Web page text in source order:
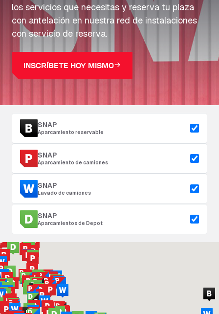
los servicios que necesitas y reserva tu plaza
con antelación en nuestra red de instalaciones
con servicio de reserva.
INSCRÍBETE HOY MISMO
SNAP
Aparcamiento reservable
SNAP
Aparcamiento de camiones
SNAP
Lavado de camiones
SNAP
Aparcamientos de Depot